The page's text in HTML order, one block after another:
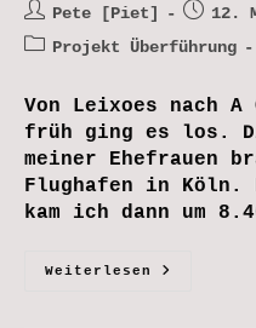
Beitrags-
Autor:
Pete [Piet]
Beitrag
12.
Beitrags-
Projekt Überführung
Von Leixoes nach A
früh ging es los.
meiner Ehefrauen
Flughafen in Köln.
kam ich dann um
Weiterlesen